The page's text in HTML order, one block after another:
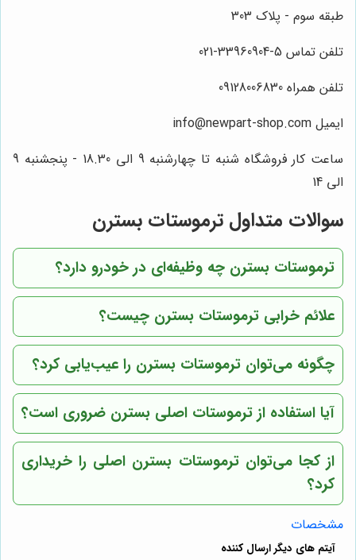
طبقه سوم - پلاک 303
تلفن تماس 5-33960904-021
تلفن همراه 09128006830
ایمیل info@newpart-shop.com
ساعت کار فروشگاه شنبه تا چهارشنبه 9 الی 18.30 - پنجشنبه 9
الی 14
سوالات متداول ترموستات بسترن
ترموستات بسترن چه وظیفه‌ای در خودرو دارد؟
علائم خرابی ترموستات بسترن چیست؟
چگونه می‌توان ترموستات بسترن را عیب‌یابی کرد؟
آیا استفاده از ترموستات اصلی بسترن ضروری است؟
از کجا می‌توان ترموستات بسترن اصلی را خریداری
کرد؟
مشخصات